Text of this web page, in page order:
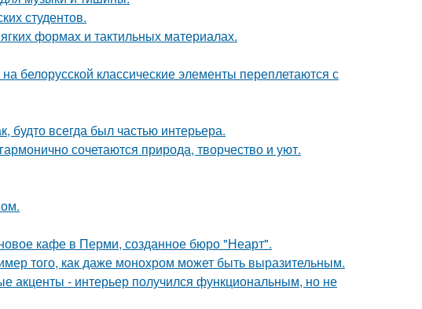
студентов.
формах и тактильных материалах.
белорусской классические элементы переплетаются с
будто всегда был частью интерьера.
сочетаются природа, творчество и уют.
кафе в Перми, созданное бюро "Неарт".
того, как даже монохром может быть выразительным.
- интерьер получился функциональным, но не